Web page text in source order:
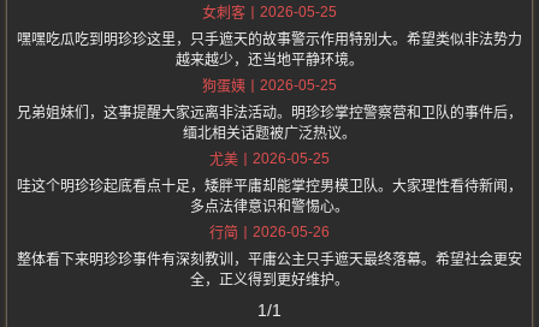
女刺客
2026-05-25
嘿嘿吃瓜吃到明珍珍这里，只手遮天的故事警示作用特别大。希望类似非法势力
越来越少，还当地平静环境。
狗蛋姨
2026-05-25
兄弟姐妹们，这事提醒大家远离非法活动。明珍珍掌控警察营和卫队的事件后，
缅北相关话题被广泛热议。
尤美
2026-05-25
哇这个明珍珍起底看点十足，矮胖平庸却能掌控男模卫队。大家理性看待新闻，
多点法律意识和警惕心。
行简
2026-05-26
整体看下来明珍珍事件有深刻教训，平庸公主只手遮天最终落幕。希望社会更安
全，正义得到更好维护。
1/1